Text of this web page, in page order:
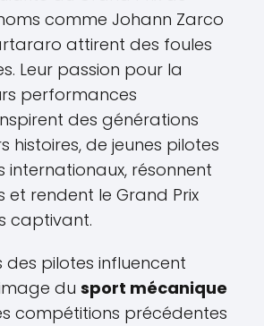
comme Johann Zarco
attirent des foules
Leur passion pour la
performances
des générations
histoires, de jeunes pilotes
internationaux, résonnent
et rendent le Grand Prix
captivant.
des pilotes influencent
du sport mécanique
compétitions précédentes